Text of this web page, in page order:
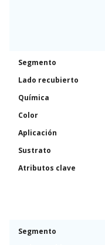
Segmento
Lado recubierto
Química
Color
Aplicación
Sustrato
Atributos clave
Segmento